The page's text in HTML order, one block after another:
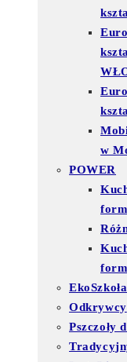
w
POWER
EkoSzkoła
Odkrywcy
Pszczoły